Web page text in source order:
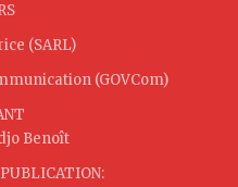
(SARL)
(GOVCom)
Benoît